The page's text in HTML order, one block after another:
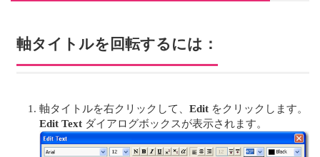
軸タイトルを回転するには：
軸タイトルを右クリックして、 Edit をクリックします。
Edit Text ダイアログボックスが表示されます。